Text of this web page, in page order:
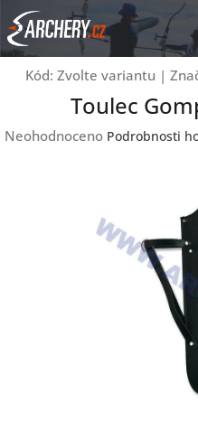
Přejít
na
obsah
Kód: Zvolte variantu |
Toulec
Průměrné
Neohodnoceno Podrobnosti